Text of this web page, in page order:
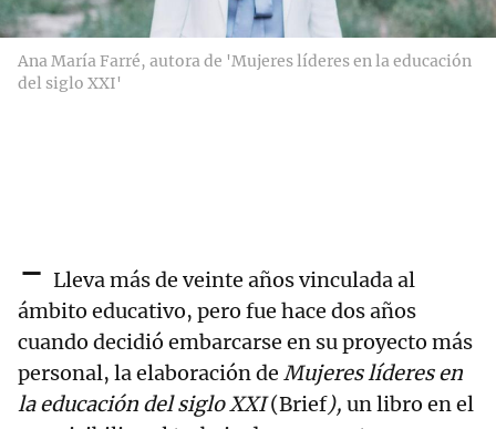
Ana María Farré, autora de 'Mujeres líderes en la educación
del siglo XXI'
- Lleva más de veinte años vinculada al
ámbito educativo, pero fue hace dos años
cuando decidió embarcarse en su proyecto más
personal, la elaboración de Mujeres líderes en
la educación del siglo XXI(Brief), un libro en el